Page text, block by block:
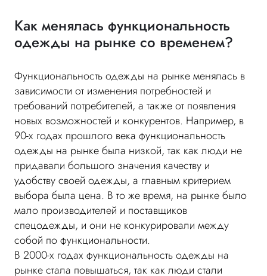
Как менялась функциональность
одежды на рынке со временем?
Функциональность одежды на рынке менялась в
зависимости от изменения потребностей и
требований потребителей, а также от появления
новых возможностей и конкурентов. Например, в
90-х годах прошлого века функциональность
одежды на рынке была низкой, так как люди не
придавали большого значения качеству и
удобству своей одежды, а главным критерием
выбора была цена. В то же время, на рынке было
мало производителей и поставщиков
спецодежды, и они не конкурировали между
собой по функциональности.
В 2000-х годах функциональность одежды на
рынке стала повышаться, так как люди стали